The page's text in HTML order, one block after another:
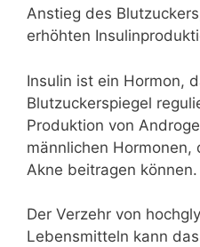
Anstieg des
erhöhten
Insulin ist ein Hormon,
Blutzuckerspiegel
Produktion von
männlichen Hormonen,
Akne beitragen können.
Der Verzehr von
Lebensmitteln kann